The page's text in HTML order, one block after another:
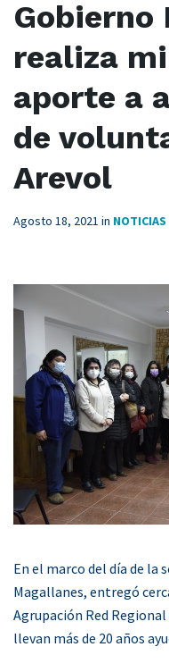
Gobierno
realiza
aporte a
de
Arevol
Agosto 18, 2021 in NOTICIAS
En el marco del día de la
Magallanes, entregó
Agrupación Red
llevan más de 20 años